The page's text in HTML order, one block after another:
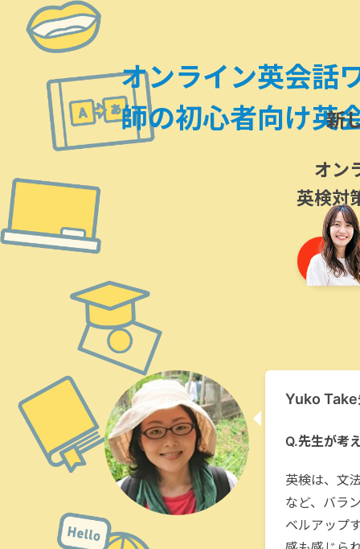
オンライン英会話
師の初心者向け英
新
オン
英検対
英
Yuko Take
Q.先生が考
英検は、文
など、バラ
ベルアップ